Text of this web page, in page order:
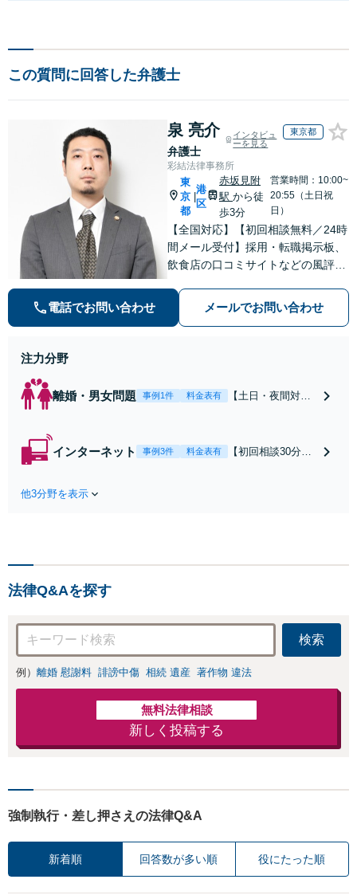
この質問に回答した弁護士
泉 亮介
弁護士
インタビュ
ーを見る
東京都
彩結法律事務所
東
京
都
港
区
赤坂見附
駅 から徒
歩3分
営業時間：10:00~
20:55（土日祝
日）
【全国対応】【初回相談無料／24時
間メール受付】採用・転職掲示板、
飲食店の口コミサイトなどの風評被
の種類を問わず相談可。可能な限り
早期対応で駆けつけサポート【労
電話でお問い合わせ メールでお問い合わせ
注力分野
離婚・男女問題 事例1件 料金表有
【土日・夜間対応
れたら、サインす
インターネット 事例3件 料金表有
【初回相談30分無
お店の風評被害対
応可：開示請求の
意見照会が来たと
きの対処法、被害
者との示談交渉
他3分野を表示
法律Q&Aを探す
検索
例） 離婚 慰謝料 誹謗中傷 相続 遺産 著作物 違法
無料法律相談
新しく投稿する
強制執行・差し押さえの法律Q&A
新着順 回答数が多い順 役にたった順